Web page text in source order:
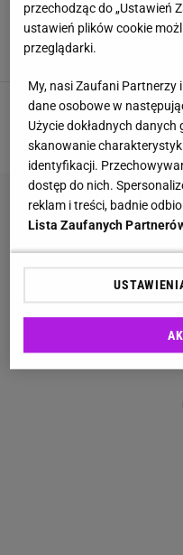
Nie
63 zł z
2 3 4 5
przechodząc do „Ustawień
ustawień plików cookie
przeglądarki.
My, nasi Zaufani Partnerzy
dane osobowe w
Użycie dokładnych
skanowanie
identyfikacji.
dostęp do nich.
reklam i treści, badnie
Lista Zaufanych